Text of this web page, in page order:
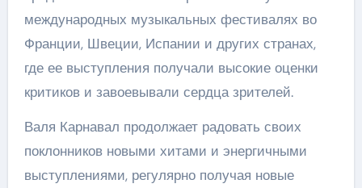
международных музыкальных фестивалях во
Франции, Швеции, Испании и других странах,
где ее выступления получали высокие оценки
критиков и завоевывали сердца зрителей.
Валя Карнавал продолжает радовать своих
поклонников новыми хитами и энергичными
выступлениями, регулярно получая новые